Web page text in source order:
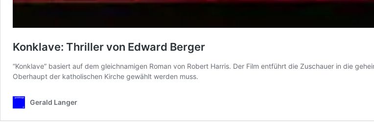
Konklave: Thriller von Edward Berger
“Konklave” basiert auf dem gleichnamigen Roman von Robert Harris. Der Film entführt die Zuschauer in die
Oberhaupt der katholischen Kirche gewählt werden muss.
Gerald Langer